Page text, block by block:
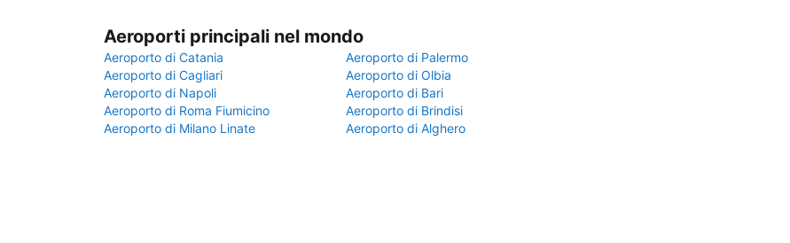
Aeroporti principali nel mondo
Aeroporto di Catania
Aeroporto di Palermo
Aeroporto di Cagliari
Aeroporto di Olbia
Aeroporto di Napoli
Aeroporto di Bari
Aeroporto di Roma Fiumicino
Aeroporto di Brindisi
Aeroporto di Milano Linate
Aeroporto di Alghero